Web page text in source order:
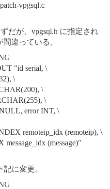
vpgsql.c
だが、vpgsql.h に指定され
違っている。
"id serial, \
\
\
\
error INT, \
remoteip_idx (remoteip), \
(message)"
に変更。